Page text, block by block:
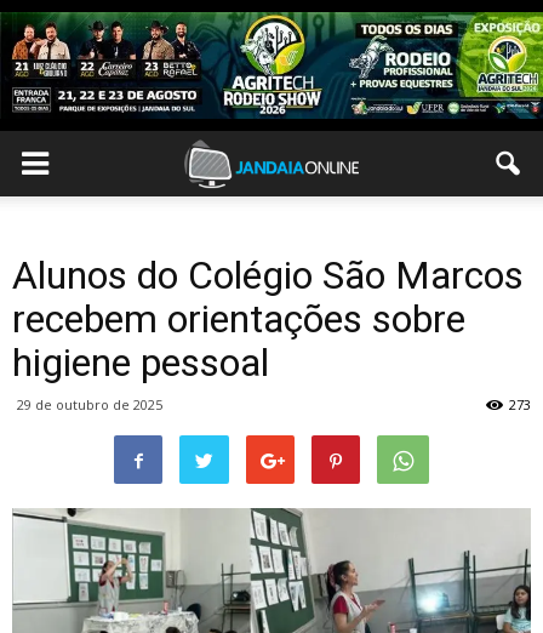
Alunos do Colégio São Marcos
recebem orientações sobre
higiene pessoal
29 de outubro de 2025 273